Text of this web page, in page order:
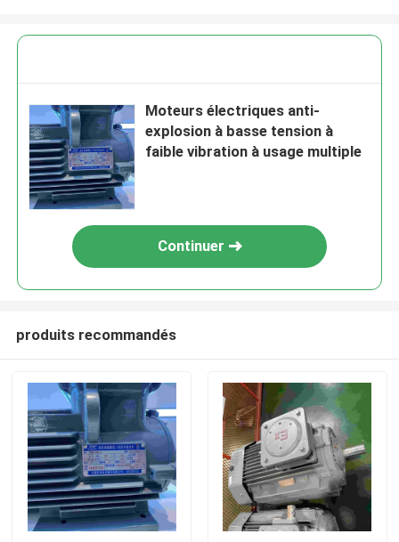
Moteurs électriques anti-
explosion à basse tension à
faible vibration à usage multiple
Continuer
produits recommandés